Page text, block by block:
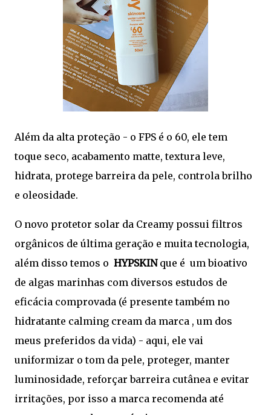
Além da alta proteção - o FPS é o 60, ele tem
toque seco, acabamento matte, textura leve,
hidrata, protege barreira da pele, controla brilho
e oleosidade.
O novo protetor solar da Creamy possui filtros
orgânicos de última geração e muita tecnologia,
além disso temos o HYPSKINque é um bioativo
de algas marinhas com diversos estudos de
eficácia comprovada (é presente também no
hidratante calming cream da marca , um dos
meus preferidos da vida) - aqui, ele vai
uniformizar o tom da pele, proteger, manter
luminosidade, reforçar barreira cutânea e evitar
irritações, por isso a marca recomenda até